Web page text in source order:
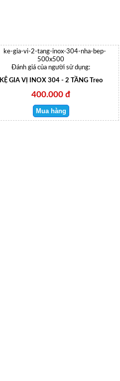
Đánh giá của người sử dụng:
KỆ GIA VỊ INOX 304 - 2 TẦNG Treo
400.000 đ